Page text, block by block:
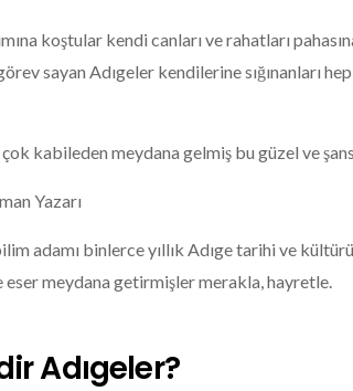
koştular kendi canları ve rahatları
sayan Adıgeler kendilerine sığınanları
kabileden meydana gelmiş bu güzel ve
Yazarı
adamı binlerce yıllık Adıge tarihi ve
eser meydana getirmişler merakla, hayretle.
Adıgeler?